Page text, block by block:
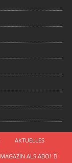
AKTUELLES
MAGAZIN ALS ABO!